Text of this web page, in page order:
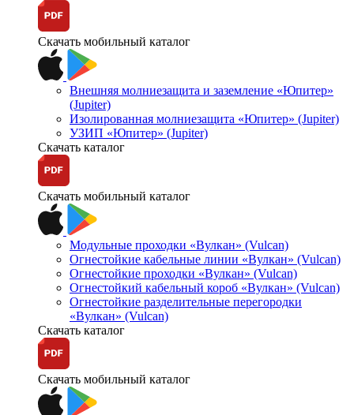
Скачать мобильный каталог
Внешняя молниезащита и заземление «Юпитер»
(Jupiter)
Изолированная молниезащита «Юпитер» (Jupiter)
УЗИП «Юпитер» (Jupiter)
Скачать каталог
Скачать мобильный каталог
Модульные проходки «Вулкан» (Vulcan)
Огнестойкие кабельные линии «Вулкан» (Vulcan)
Огнестойкие проходки «Вулкан» (Vulcan)
Огнестойкий кабельный короб «Вулкан» (Vulcan)
Огнестойкие разделительные перегородки
«Вулкан» (Vulcan)
Скачать каталог
Скачать мобильный каталог